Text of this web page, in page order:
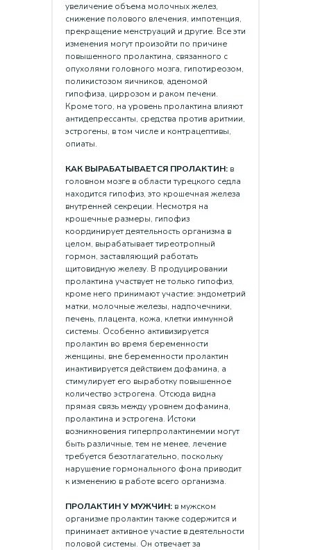
увеличение объема молочных желез,
снижение полового влечения, импотенция,
прекращение менструаций и другие. Все эти
изменения могут произойти по причине
повышенного пролактина, связанного с
опухолями головного мозга, гипотиреозом,
поликистозом яичников, аденомой
гипофиза, циррозом и раком печени.
Кроме того, на уровень пролактина влияют
антидепрессанты, средства против аритмии,
эстрогены, в том числе и контрацептивы,
опиаты.
КАК ВЫРАБАТЫВАЕТСЯ ПРОЛАКТИН: в
головном мозге в области турецкого седла
находится гипофиз, это крошечная железа
внутренней секреции. Несмотря на
крошечные размеры, гипофиз
координирует деятельность организма в
целом, вырабатывает тиреотропный
гормон, заставляющий работать
щитовидную железу. В продуцировании
пролактина участвует не только гипофиз,
кроме него принимают участие: эндометрий
матки, молочные железы, надпочечники,
печень, плацента, кожа, клетки иммунной
системы. Особенно активизируется
пролактин во время беременности
женщины, вне беременности пролактин
инактивируется действием дофамина, а
стимулирует его выработку повышенное
количество эстрогена. Отсюда видна
прямая связь между уровнем дофамина,
пролактина и эстрогена. Истоки
возникновения гиперпролактинемии могут
быть различные, тем не менее, лечение
требуется безотлагательно, поскольку
нарушение гормонального фона приводит
к изменению в работе всего организма.
ПРОЛАКТИН У МУЖЧИН: в мужском
организме пролактин также содержится и
принимает активное участие в деятельности
половой системы. Он отвечает за